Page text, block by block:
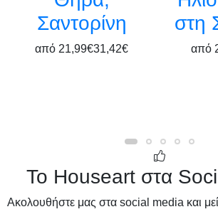
Σαντορίνη
από 21,99€31,42€
στη
από
Το Houseart στα
Ακολουθήστε μας στα social media και